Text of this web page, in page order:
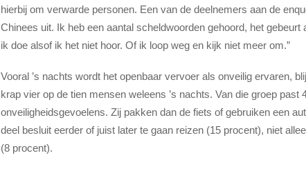
hierbij om verwarde personen. Een van de deelnemers aan de
Chinees uit. Ik heb een aantal scheldwoorden gehoord, het
ik doe alsof ik het niet hoor. Of ik loop weg en kijk niet meer om.”
Vooral ’s nachts wordt het openbaar vervoer als onveilig ervaren,
krap vier op de tien mensen weleens ’s nachts. Van die groep
onveiligheidsgevoelens. Zij pakken dan de fiets of gebruiken een
deel besluit eerder of juist later te gaan reizen (15 procent), niet
(8 procent).